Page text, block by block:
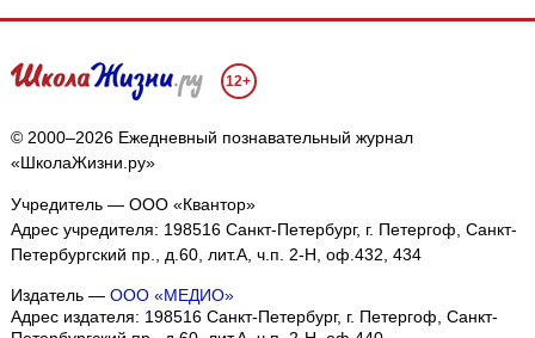
12+
© 2000–2026 Ежедневный познавательный журнал
«ШколаЖизни.ру»
Учредитель — ООО «Квантор»
Адрес учредителя: 198516 Санкт-Петербург, г. Петергоф, Санкт-
Петербургский пр., д.60, лит.А, ч.п. 2-Н, оф.432, 434
Издатель — ООО «МЕДИО»
Адрес издателя: 198516 Санкт-Петербург, г. Петергоф, Санкт-